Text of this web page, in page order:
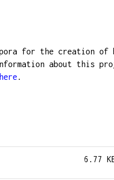
for the creation of
about this
here .
6.77